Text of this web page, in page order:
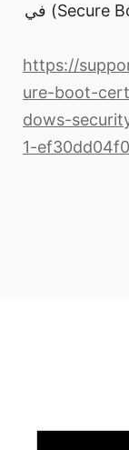
حالة تحديث شهادة "الإقلاع الآمن" (Secure Boot) في
https://
ure-boot-
dows-
1-